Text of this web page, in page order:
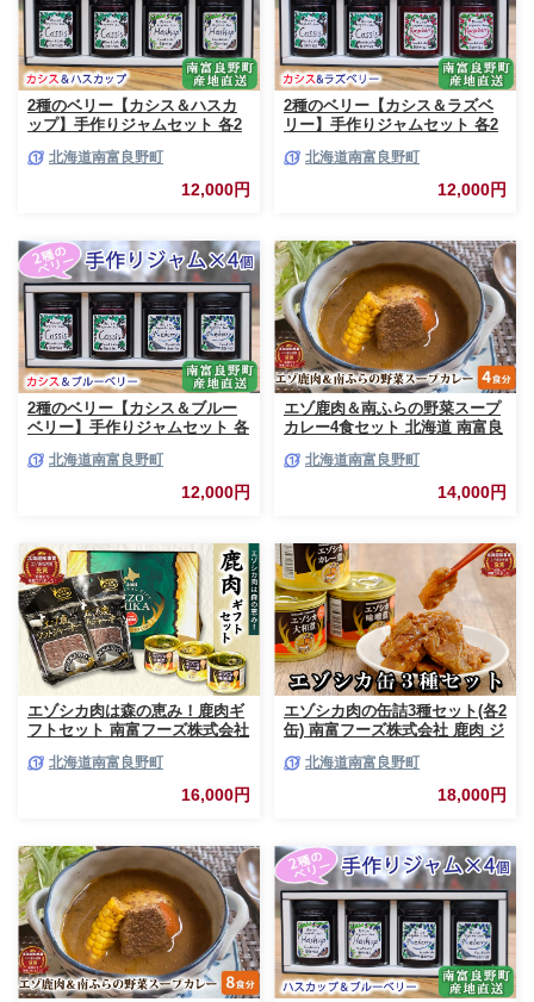
2種のベリー【カシス＆ハスカ
ップ】手作りジャムセット 各2
シス ハスカップ ソース 果実 て
んさい糖 無農薬 ポリフェノー
北海道南富良野町
12,000円
2種のベリー【カシス＆ラズベ
リー】手作りジャムセット 各2
リー カシス ラズベリー ソース
果実 てんさい糖 無農薬
北海道南富良野町
12,000円
2種のベリー【カシス＆ブルー
ベリー】手作りジャムセット 各
ベリー カシス ブルーベリー ソ
ース 果実 てんさい糖 無農薬 甘
北海道南富良野町
12,000円
エゾ鹿肉＆南ふらの野菜スープ
カレー4食セット 北海道 南富良
スープカレー セット 詰合せ 加
北海道南富良野町
14,000円
エゾシカ肉は森の恵み！鹿肉ギ
フトセット 南富フーズ株式会社
北海道 南富良野町 エゾシカ 缶
詰 セット 詰合せ 贈り物 ギフト
北海道南富良野町
16,000円
エゾシカ肉の缶詰3種セット(各2
缶) 南富フーズ株式会社 鹿肉 ジ
南富良野町 エゾシカ 缶詰 セッ
ト 詰合せ 肉の加工品 おかず お
北海道南富良野町
18,000円